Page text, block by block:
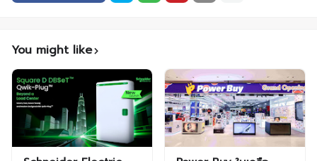
You might like